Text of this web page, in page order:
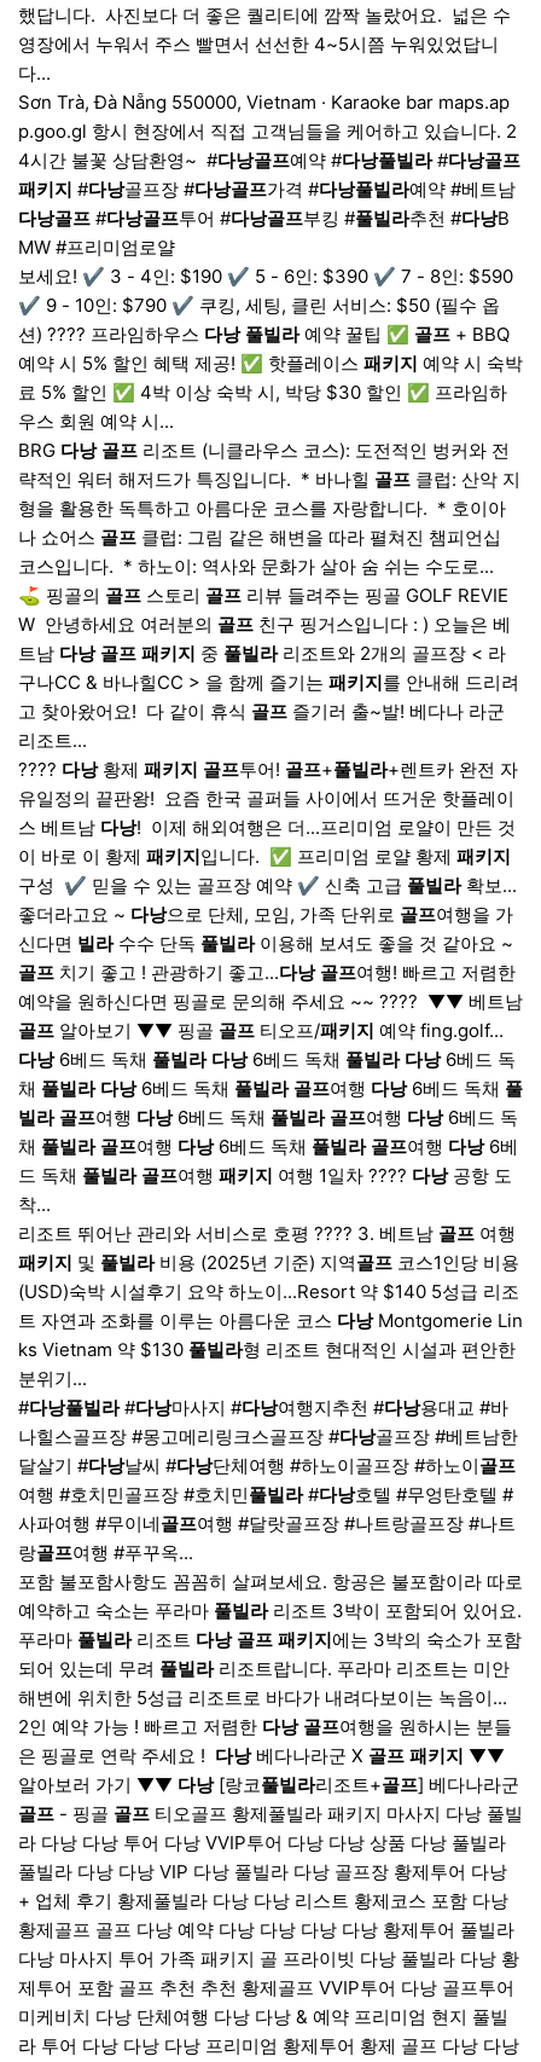
했답니다. ​ 사진보다 더 좋은 퀄리티에 깜짝 놀랐어요. ​ 넓은 수
영장에서 누워서 주스 빨면서 선선한 4~5시쯤 누워있었답니
다...
Sơn Trà, Đà Nẵng 550000, Vietnam · Karaoke bar maps.ap
p.goo.gl 항시 현장에서 직접 고객님들을 케어하고 있습니다. 2
4시간 불꽃 상담환영~ ​ #다낭골프예약 #다낭풀빌라#다낭골프
패키지 #다낭골프장 #다낭골프가격 #다낭풀빌라예약 #베트남
다낭골프 #다낭골프투어 #다낭골프부킹 #풀빌라추천 #다낭B
MW #프리미엄로얄
보세요! ✔ 3 - 4인: $190 ✔ 5 - 6인: $390 ✔ 7 - 8인: $590
✔ 9 - 10인: $790 ✔ 쿠킹, 세팅, 클린 서비스: $50 (필수 옵
션) ???? 프라임하우스 다낭 풀빌라예약 꿀팁 ✅ 골프 + BBQ
예약 시 5% 할인 혜택 제공! ✅ 핫플레이스 패키지 예약 시 숙박
료 5% 할인 ✅ 4박 이상 숙박 시, 박당 $30 할인 ✅ 프라임하
우스 회원 예약 시...
BRG 다낭 골프 리조트 (니클라우스 코스): 도전적인 벙커와 전
략적인 워터 해저드가 특징입니다. ​ * 바나힐 골프 클럽: 산악 지
형을 활용한 독특하고 아름다운 코스를 자랑합니다. ​ * 호이아
나 쇼어스 골프 클럽: 그림 같은 해변을 따라 펼쳐진 챔피언십
코스입니다. ​ * 하노이: 역사와 문화가 살아 숨 쉬는 수도로...
⛳ 핑골의 골프 스토리 골프 리뷰 들려주는 핑골 GOLF REVIE
W ​ 안녕하세요 여러분의 골프 친구 핑거스입니다 : ) 오늘은 베
트남 다낭 골프 패키지 중 풀빌라리조트와 2개의 골프장 < 라
구나CC & 바나힐CC > 을 함께 즐기는 패키지를 안내해 드리려
고 찾아왔어요! ​ 다 같이 휴식 골프 즐기러 출~발! 베다나 라군
리조트...
???? 다낭황제 패키지 골프투어! 골프+풀빌라+렌트카 완전 자
유일정의 끝판왕! ​ 요즘 한국 골퍼들 사이에서 뜨거운 핫플레이
스 베트남 다낭! ​ 이제 해외여행은 더...프리미엄 로얄이 만든 것
이 바로 이 황제 패키지입니다. ​ ✅ 프리미엄 로얄 황제 패키지
구성 ​ ✔️ 믿을 수 있는 골프장 예약 ✔️ 신축 고급 풀빌라확보...
좋더라고요 ~ 다낭으로 단체, 모임, 가족 단위로 골프여행을 가
신다면 빌라수수 단독 풀빌라이용해 보셔도 좋을 것 같아요 ~
골프 치기 좋고 ! 관광하기 좋고...다낭 골프여행! 빠르고 저렴한
예약을 원하신다면 핑골로 문의해 주세요 ~~ ???? ​ ▼▼ 베트남
골프 알아보기 ▼▼ 핑골 골프 티오프/패키지 예약 fing.golf...
다낭6베드 독채 풀빌라 다낭6베드 독채 풀빌라 다낭6베드 독
채 풀빌라 다낭6베드 독채 풀빌라 골프여행 다낭6베드 독채 풀
빌라 골프여행 다낭6베드 독채 풀빌라 골프여행 다낭6베드 독
채 풀빌라 골프여행 다낭6베드 독채 풀빌라 골프여행 다낭6베
드 독채 풀빌라 골프여행 패키지 여행 1일차 ???? 다낭공항 도
착...
리조트 뛰어난 관리와 서비스로 호평 ???? 3. 베트남 골프 여행
패키지 및 풀빌라비용 (2025년 기준) 지역골프 코스1인당 비용
(USD)숙박 시설후기 요약 하노이...Resort 약 $140 5성급 리조
트 자연과 조화를 이루는 아름다운 코스 다낭Montgomerie Lin
ks Vietnam 약 $130 풀빌라형 리조트 현대적인 시설과 편안한
분위기...
#다낭풀빌라#다낭마사지 #다낭여행지추천 #다낭용대교 #바
나힐스골프장 #몽고메리링크스골프장 #다낭골프장 #베트남한
달살기 #다낭날씨 #다낭단체여행 #하노이골프장 #하노이골프
여행 #호치민골프장 #호치민풀빌라#다낭호텔 #무엉탄호텔 #
사파여행 #무이네골프여행 #달랏골프장 #나트랑골프장 #나트
랑골프여행 #푸꾸옥...
포함 불포함사항도 꼼꼼히 살펴보세요. 항공은 불포함이라 따로
예약하고 숙소는 푸라마 풀빌라리조트 3박이 포함되어 있어요.
푸라마 풀빌라리조트 다낭 골프 패키지에는 3박의 숙소가 포함
되어 있는데 무려 풀빌라리조트랍니다. 푸라마 리조트는 미안
해변에 위치한 5성급 리조트로 바다가 내려다보이는 녹음이...
2인 예약 가능 ! 빠르고 저렴한 다낭 골프여행을 원하시는 분들
은 핑골로 연락 주세요 ! ​ 다낭베다나라군 X 골프 패키지 ▼▼
알아보러 가기 ▼▼ 다낭[랑코풀빌라리조트+골프] 베다나라군
골프 - 핑골 골프 티오골프 황제풀빌라 패키지 마사지 다낭 풀빌
라 다낭 다낭 투어 다낭 VVIP투어 다낭 다낭 상품 다낭 풀빌라
풀빌라 다낭 다낭 VIP 다낭 풀빌라 다낭 골프장 황제투어 다낭
+ 업체 후기 황제풀빌라 다낭 다낭 리스트 황제코스 포함 다낭
황제골프 골프 다낭 예약 다낭 다낭 다낭 다낭 황제투어 풀빌라
다낭 마사지 투어 가족 패키지 골 프라이빗 다낭 풀빌라 다낭 황
제투어 포함 골프 추천 추천 황제골프 VVIP투어 다낭 골프투어
미케비치 다낭 단체여행 다낭 다낭 & 예약 프리미엄 현지 풀빌
라 투어 다낭 다낭 다낭 프리미엄 황제투어 황제 골프 다낭 다낭